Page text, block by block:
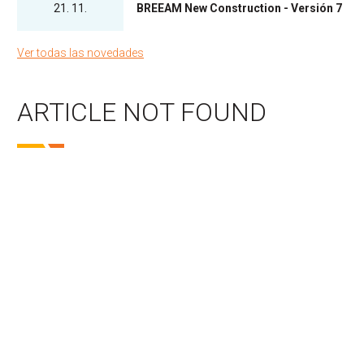
21. 11. BREEAM New Construction - Versión 7
Ver todas las novedades
ARTICLE NOT FOUND